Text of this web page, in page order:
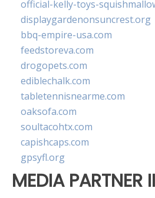
official-kelly-toys-
displaygardenonsuncrest.org
bbq-empire-usa.com
feedstoreva.com
drogopets.com
ediblechalk.com
tabletennisnearme.com
oaksofa.com
soultacohtx.com
capishcaps.com
gpsyfl.org
MEDIA PARTNER